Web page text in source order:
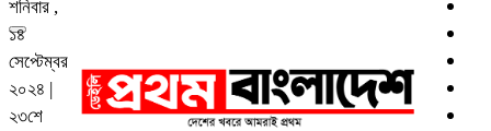
শনিবার ,
১৪
সেপ্টেম্বর
২০২৪ |
২৩শে